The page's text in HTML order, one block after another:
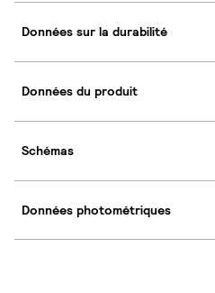
Données sur la durabilité
Données du produit
Schémas
Données photométriques